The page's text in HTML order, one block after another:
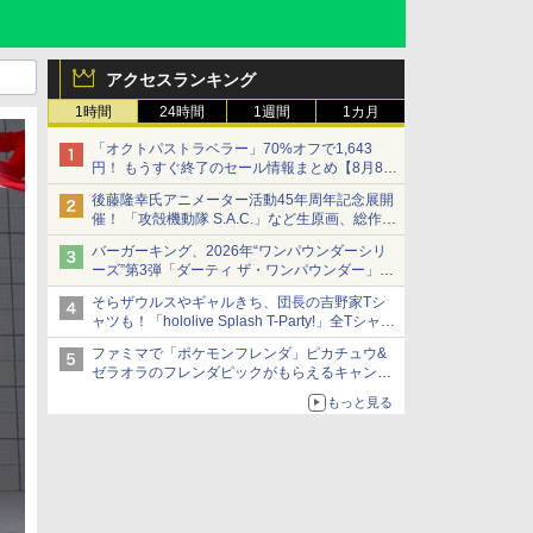
アクセスランキング
1時間 24時間 1週間 1カ月
「オクトパストラベラー」70%オフで1,643
円！ もうすぐ終了のセール情報まとめ【8月8日
更新】
ニンテンドーeショップでは「大神 絶景版」が
67%オフで990円
後藤隆幸氏アニメーター活動45年周年記念展開
催！ 「攻殻機動隊 S.A.C.」など生原画、総作画
監督修正が展示
バーガーキング、2026年“ワンパウンダーシリ
ーズ”第3弾「ダーティ ザ・ワンパウンダー」を
8月7日発売
「特製ガーリックマヨソース」を使用した超大
型チーズバーガー
そらザウルスやギャルきち、団長の吉野家Tシ
ャツも！「hololive Splash T-Party!」全Tシャツ
ラインナップ公開＆オンライン販売開始
ファミマで「ポケモンフレンダ」ピカチュウ&
ゼラオラのフレンダピックがもらえるキャンペ
もっと見る